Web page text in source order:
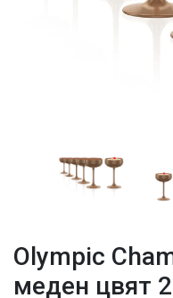
Olympic
меден цвят